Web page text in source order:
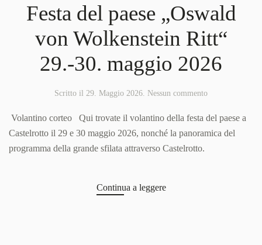
Festa del paese „Oswald
von Wolkenstein Ritt“
29.-30. maggio 2026
Scritto il 29. Maggio 2026 Nessun commentosu
del
paese
„Oswald
Volantino corteo Qui trovate il volantino della festa del paese a
Castelrotto il 29 e 30 maggio 2026, nonché la panoramica del
programma della grande sfilata attraverso Castelrotto.
Continua a leggere